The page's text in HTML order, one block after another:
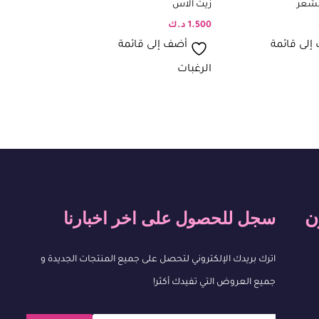
قائمة
زيت الاس
1.500 د.ك
أضف إلى قائمة
الرغبات
سجل للحصول على اخر اخبارنا
اترك بريدك الإلكتروني لتحصل على جميع المنتجات الجديدة و
جميع العروض التي تفيدك أكثر!